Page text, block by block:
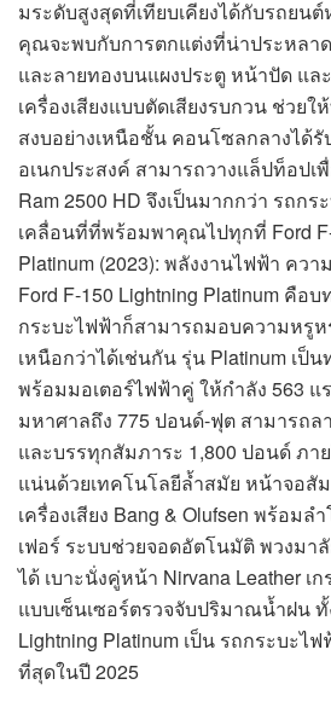
มระดับสูงสุดที่เทียบเคียงได้กับรถยน
คุณจะพบกับการตกแต่งที่น่าประหลา
และลายทองบนแผงประตู หน้าปัด แล
เครื่องเสียงแบบตัดเสียงรบกวน ช่วยใ
สงบอย่างเหนือชั้น คอนโซลกลางได้
อเนกประสงค์ สามารถวางแล็ปท็อปเ
Ram 2500 HD จึงเป็นมากกว่า รถก
เคลื่อนที่ที่พร้อมพาคุณไปทุกที่ Ford
Platinum (2023): พลังงานไฟฟ้า คว
Ford F-150 Lightning Platinum คือ
กระบะไฟฟ้าก็สามารถมอบความหรู
เหนือกว่าได้เช่นกัน รุ่น Platinum เป็
พร้อมมอเตอร์ไฟฟ้าคู่ ให้กำลัง 563 แ
มหาศาลถึง 775 ปอนด์-ฟุต สามารถล
และบรรทุกสัมภาระ 1,800 ปอนด์ ภา
แน่นด้วยเทคโนโลยีล้ำสมัย หน้าจอสั
เครื่องเสียง Bang & Olufsen พร้อมล
เฟอร์ ระบบช่วยจอดอัตโนมัติ พวงม
ได้ เบาะนั่งคู่หน้า Nirvana Leather เ
แบบเซ็นเซอร์ตรวจจับปริมาณน้ำฝน
Lightning Platinum เป็น รถกระบะไ
ที่สุดในปี 2025